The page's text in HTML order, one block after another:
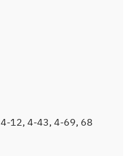
4-12, 4-43, 4-69, 68